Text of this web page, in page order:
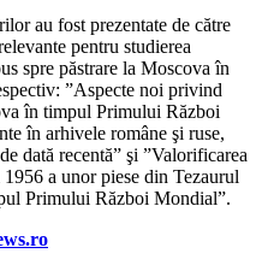
au fost prezentate de către
pentru studierea
spre păstrare la Moscova în
”Aspecte noi privind
în timpul Primului Război
în arhivele române şi ruse,
dată recentă” şi ”Valorificarea
a unor piese din Tezaurul
Primului Război Mondial”.